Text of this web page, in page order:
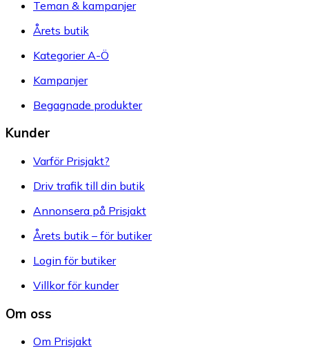
Teman & kampanjer
Årets butik
Kategorier A-Ö
Kampanjer
Begagnade produkter
Kunder
Varför Prisjakt?
Driv trafik till din butik
Annonsera på Prisjakt
Årets butik – för butiker
Login för butiker
Villkor för kunder
Om oss
Om Prisjakt